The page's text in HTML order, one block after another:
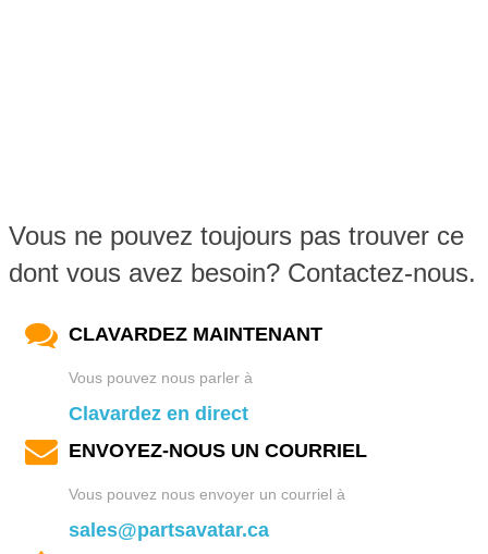
Vous ne pouvez toujours pas trouver ce
dont vous avez besoin? Contactez-nous.
CLAVARDEZ MAINTENANT
Vous pouvez nous parler à
Clavardez en direct
ENVOYEZ-NOUS UN COURRIEL
Vous pouvez nous envoyer un courriel à
sales@partsavatar.ca